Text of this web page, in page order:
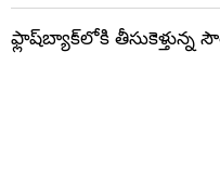
ఫ్లాష్‌బ్యాక్‌లోకి తీసుకెళ్తున్న